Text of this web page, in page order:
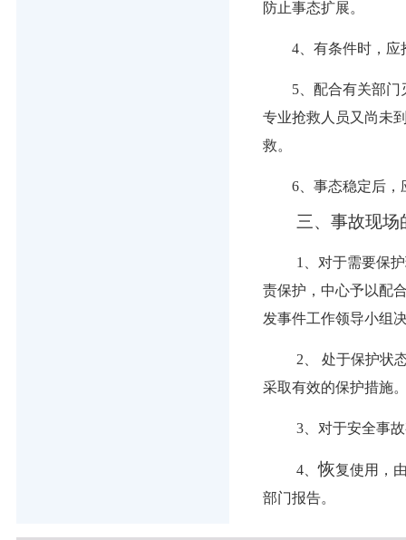
防止事态扩展。
4、 有条件时，应
5、 配合有关部门
专业抢救人员又尚未
救。
6、 事态稳定后，
三、事故现场
1、 对于需要保
责保护，中心予以配
发事件工作领导小组
2、
处于保护状
采取有效的保护措施
3、 对于安全事
4、恢复使用，
部门报告。